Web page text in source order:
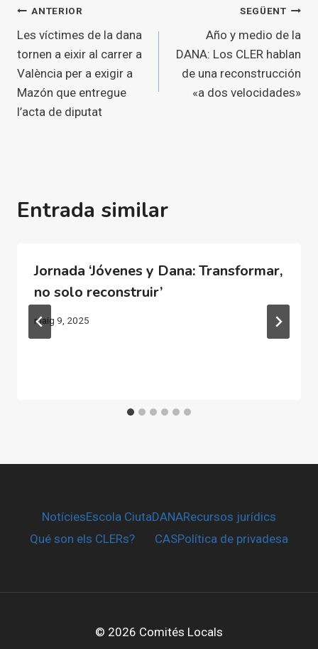
Navegació
d'entrades
ANTERIOR
Les víctimes de la dana
tornen a eixir al carrer a
València per a exigir a
Mazón que entregue
l’acta de diputat
SEGÜENT
Año y medio de la
DANA: Los CLER hablan
de una reconstrucción
«a dos velocidades»
Entrada similar
Jornada ‘Jóvenes y Dana: Transformar,
no solo reconstruir’
maig 9, 2025
NotíciesEscola CiutaDANARecursos jurídics
Qué son els CLERs?
CASPolítica de privadesa
© 2026 Comités Locals